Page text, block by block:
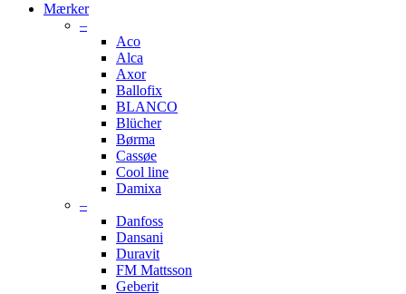
Mærker
–
Aco
Alca
Axor
Ballofix
BLANCO
Blücher
Børma
Cassøe
Cool line
Damixa
–
Danfoss
Dansani
Duravit
FM Mattsson
Geberit